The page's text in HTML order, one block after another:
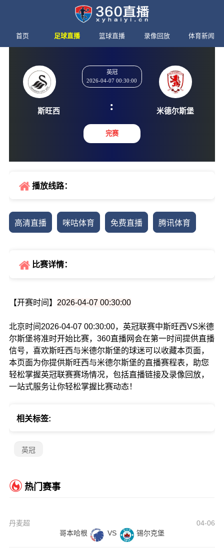
首页 足球直播 篮球直播 录像回放 体育新闻
英冠
2026-04-07 00:30:00
:
完赛
播放线路：
高清直播 咪咕体育 免费直播 腾讯体育
比赛详情：
【开赛时间】 2026-04-07 00:30:00
北京时间2026-04-07 00:30:00，英冠联赛中斯旺西VS米德
尔斯堡将准时开始比赛，360直播网会在第一时间提供直播
信号，喜欢斯旺西与米德尔斯堡的球迷可以收藏本页面，
本页面为你提供斯旺西与米德尔斯堡的直播赛程表，助您
轻松掌握英冠联赛赛场情况，包括直播链接及录像回放，
一站式服务让你轻松掌握比赛动态！
相关标签:
英冠
热门赛事
丹麦超
04-06
哥本哈根
VS 锡尔克堡